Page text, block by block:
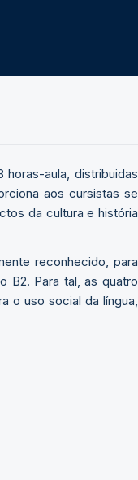
aula, distribuidas
aos cursistas se
da cultura e história
reconhecido, para
B2. Para tal, as quatro
o uso social da língua,